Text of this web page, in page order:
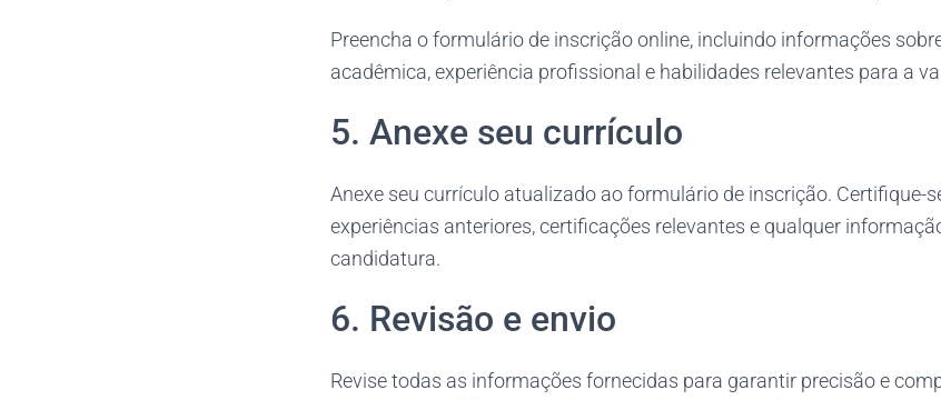
Preencha o formulário de inscrição online, incluindo informações
acadêmica, experiência profissional e habilidades relevantes para a
5. Anexe seu currículo
Anexe seu currículo atualizado ao formulário de inscrição. Certifique-
experiências anteriores, certificações relevantes e qualquer
candidatura.
6. Revisão e envio
Revise todas as informações fornecidas para garantir precisão e